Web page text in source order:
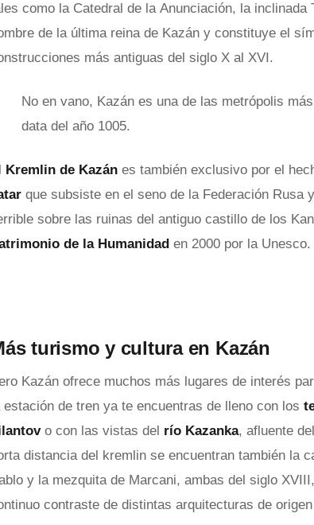
como la Catedral de la Anunciación, la inclinada
de la última reina de Kazán y constituye el
más antiguas del siglo X al XVI.
No en vano, Kazán es una de las metrópolis
data del año 1005.
Kremlin de Kazán es también exclusivo por el
que subsiste en el seno de la Federación Rusa
sobre las ruinas del antiguo castillo de los
de la Humanidad en 2000 por la Unesco.
turismo y cultura en Kazán
Kazán ofrece muchos más lugares de interés
estación de tren ya te encuentras de lleno con los
o con las vistas del río Kazanka, afluente
distancia del kremlin se encuentran también la
y la mezquita de Marcani, ambas del siglo
contraste de distintas arquitecturas de